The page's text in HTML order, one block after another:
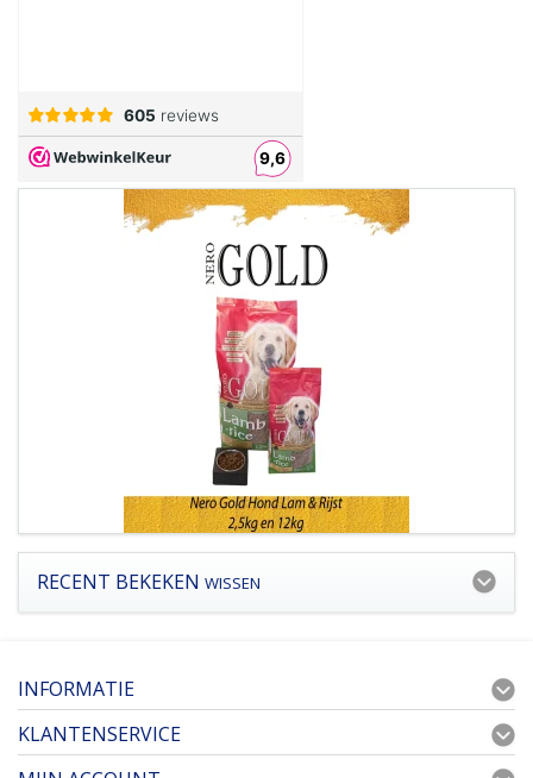
RECENT BEKEKEN WISSEN
INFORMATIE
KLANTENSERVICE